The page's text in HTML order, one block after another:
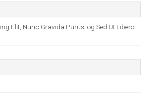
Elit, Nunc Gravida Purus, og Sed Ut Libero